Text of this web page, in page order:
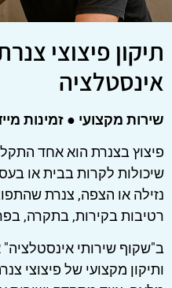
תיקון פיצוצי
אינסטלציה
שירות מקצועי ● זמינות
פיצוץ בצנרת הוא אחד
שיכולות לקרות בבית או
נזילה או הצפה, צנרת
רטיבות בקירות, בתקרה,
ב"שקוף שירותי
ותיקון מקצועי של פיצוצי